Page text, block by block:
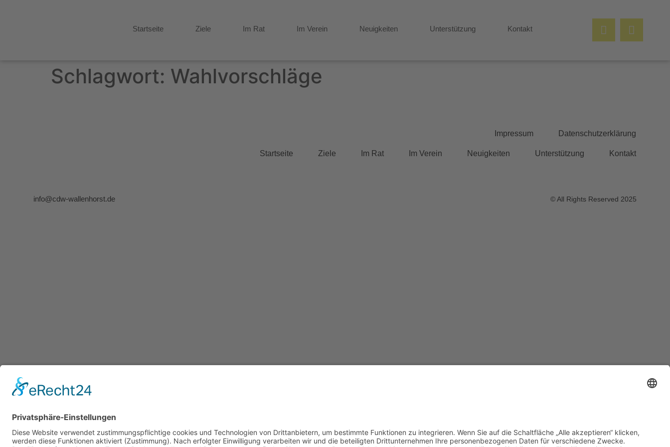
Startseite Ziele Im Rat Im Verein Neuigkeiten Unterstützung Kontakt
Schlagwort: Wahlvorschläge
Impressum Datenschutzerklärung
Startseite Ziele Im Rat Im Verein Neuigkeiten Unterstützung Kontakt
info@cdw-wallenhorst.de © All Rights Reserved 2025